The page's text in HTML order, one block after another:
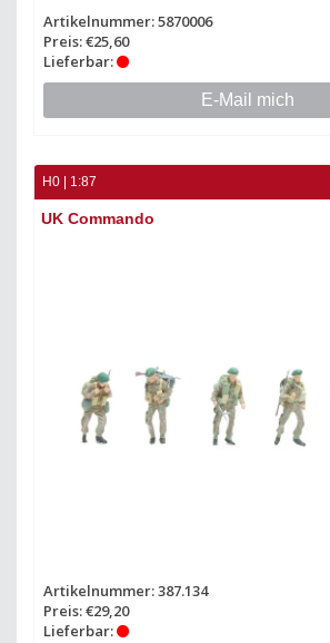
Artikelnummer: 5870006
Preis: €25,60
Lieferbar:
E-Mail mich
H0 | 1:87
UK Commando
Artikelnummer: 387.134
Preis: €29,20
Lieferbar: